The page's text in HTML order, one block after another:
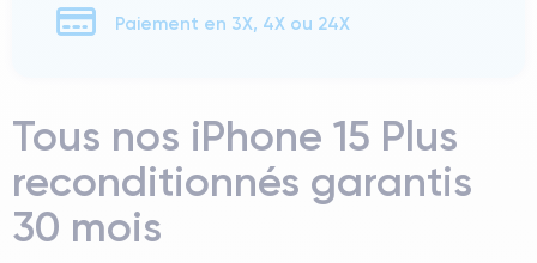
Paiement en 3X, 4X ou 24X
Tous nos iPhone 15 Plus
reconditionnés garantis
30 mois